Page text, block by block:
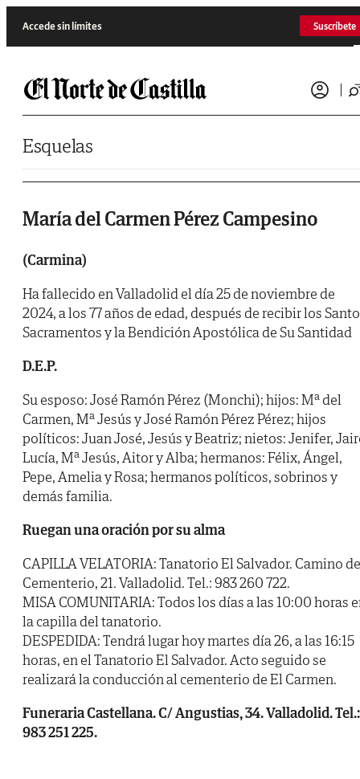
Accede sin límites Suscríbete
Esquelas
María del Carmen Pérez Campesino
​(Carmina)
Ha fallecido en Valladolid el día 25 de noviembre de
2024, a los 77 años de edad, después de recibir los
Sacramentos y la Bendición Apostólica de Su Santidad
D.E.P.
Su esposo: José Ramón Pérez (Monchi); hijos: Mª del
Carmen, Mª Jesús y José Ramón Pérez Pérez; hijos
políticos: Juan José, Jesús y Beatriz; nietos: Jenifer,
Lucía, Mª Jesús, Aitor y Alba; hermanos: Félix, Ángel,
Pepe, Amelia y Rosa; hermanos políticos, sobrinos y
demás familia.
Ruegan una oración por su alma
CAPILLA VELATORIA: Tanatorio El Salvador. Camino
Cementerio, 21. Valladolid. Tel.: 983 260 722.
MISA COMUNITARIA: Todos los días a las 10:00 horas
la capilla del tanatorio.
DESPEDIDA: Tendrá lugar hoy martes día 26, a las 16:15
horas, en el Tanatorio El Salvador. Acto seguido se
realizará la conducción al cementerio de El Carmen.
Funeraria Castellana. C/ Angustias, 34. Valladolid. Tel.:
983 251 225.